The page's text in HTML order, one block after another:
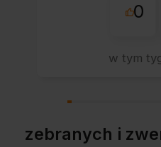
sklepu nie
wszystko
0
w tym
zebranych i